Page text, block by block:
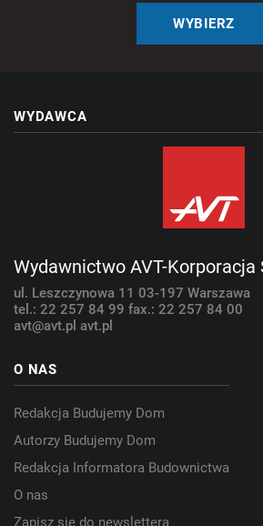
WYBIERZ
WYDAWCA
Wydawnictwo AVT-Korporacja
ul. Leszczynowa 11 03-197 Warszawa
tel.: 22 257 84 99 fax.: 22 257 84 00
avt@avt.pl avt.pl
O NAS
Redakcja Budujemy Dom
Autorzy Budujemy Dom
Redakcja Informatora Budownictwa
O nas
Zapisz się do newslettera